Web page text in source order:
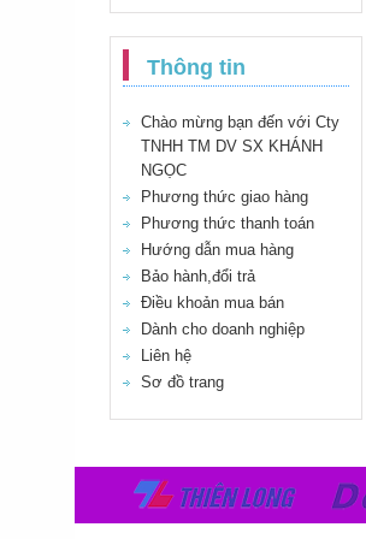
Thông tin
Chào mừng bạn đến với Cty
TNHH TM DV SX KHÁNH
NGỌC
Phương thức giao hàng
Phương thức thanh toán
Hướng dẫn mua hàng
Bảo hành,đổi trả
Điều khoản mua bán
Dành cho doanh nghiệp
Liên hệ
Sơ đồ trang